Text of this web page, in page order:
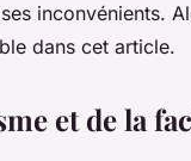
inconvénients.
dans cet article.
et de la